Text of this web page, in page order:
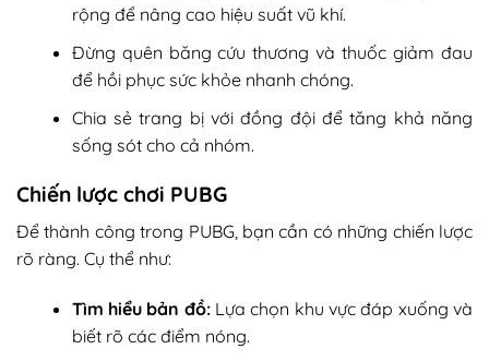
rộng để nâng cao hiệu suất vũ khí.
Đừng quên băng cứu thương và thuốc giảm đau
để hồi phục sức khỏe nhanh chóng.
Chia sẻ trang bị với đồng đội để tăng khả năng
sống sót cho cả nhóm.
Chiến lược chơi PUBG
Để thành công trong PUBG, bạn cần có những chiến lược
rõ ràng. Cụ thể như:
Tìm hiểu bản đồ:Lựa chọn khu vực đáp xuống và
biết rõ các điểm nóng.